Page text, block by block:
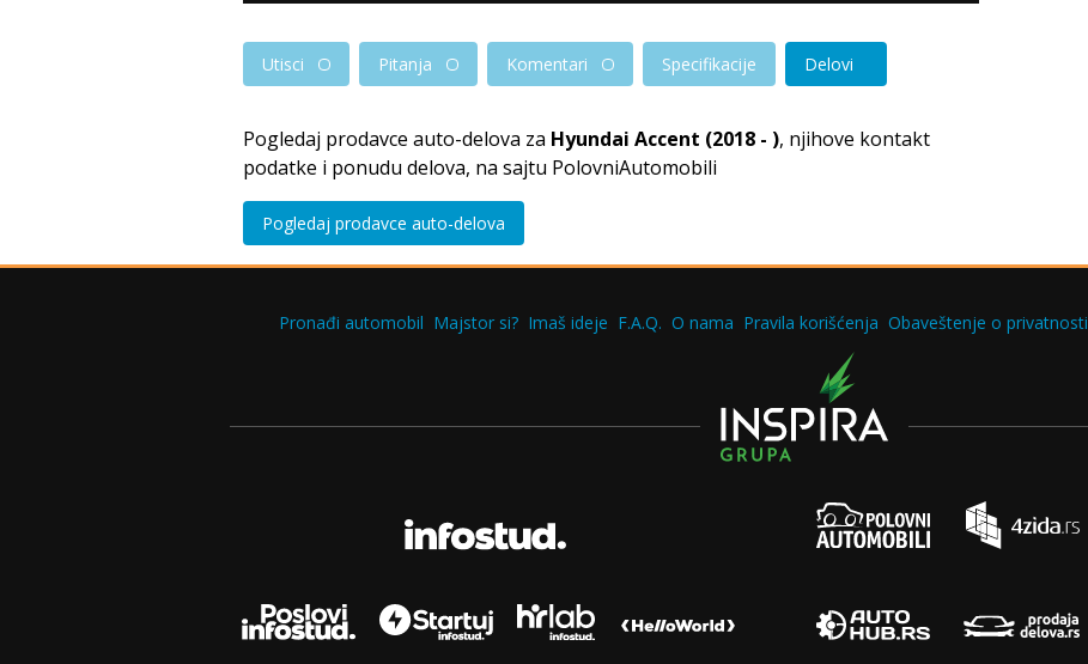
Utisci Pitanja Komentari Specifikacije Delovi
Pogledaj prodavce auto-delova za Hyundai Accent (2018 - ), njihove kontakt
podatke i ponudu delova, na sajtu PolovniAutomobili
Pogledaj prodavce auto-delova
Pronađi automobil Majstor si? Imaš ideje F.A.Q. O nama Pravila korišćenja Obaveštenje o privatnosti